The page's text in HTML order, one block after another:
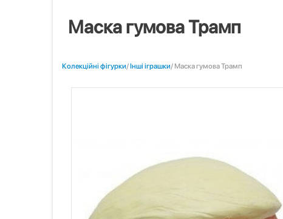
Маска гумова Трамп
Колекційні фігурки/Інші іграшки/ Маска гумова Трамп